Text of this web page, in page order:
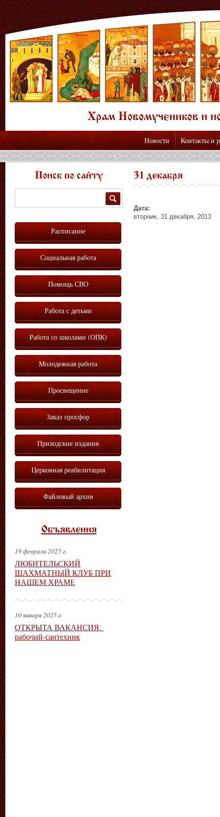
Новости Контакты и
31 декабря
Дата:
вторник, 31 декабря, 2013
Поиск по сайту
Расписание
Социальная работа
Помощь СВО
Работа с детьми
Работа со школами (ОПК)
Молодежная работа
Просвещение
Заказ просфор
Приходские издания
Церковная реабилитация
Файловый архив
Объявления
19 февраля 2025 г.
ЛЮБИТЕЛЬСКИЙ
ШАХМАТНЫЙ КЛУБ ПРИ
НАШЕМ ХРАМЕ
10 января 2025 г.
ОТКРЫТА ВАКАНСИЯ:
рабочий-сантехник